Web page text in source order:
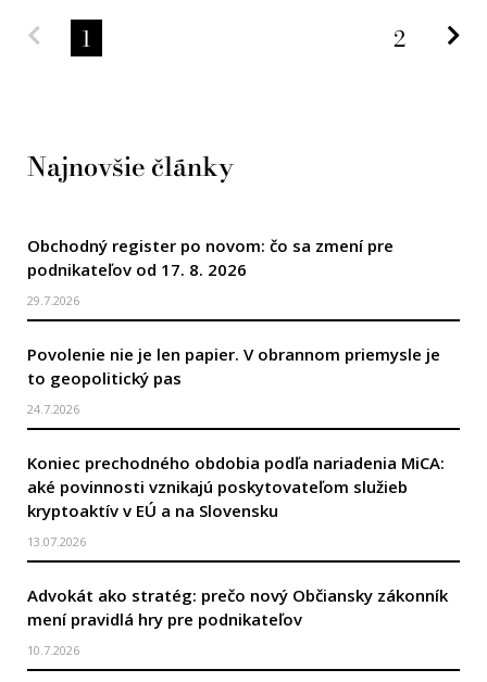
Predchádzajúca strana
1 2
Najnovšie články
Obchodný register po novom: čo sa zmení pre
podnikateľov od 17. 8. 2026
29.7.2026
Povolenie nie je len papier. V obrannom priemysle je
to geopolitický pas
24.7.2026
Koniec prechodného obdobia podľa nariadenia MiCA:
aké povinnosti vznikajú poskytovateľom služieb
kryptoaktív v EÚ a na Slovensku
13.07.2026
Advokát ako stratég: prečo nový Občiansky zákonník
mení pravidlá hry pre podnikateľov
10.7.2026